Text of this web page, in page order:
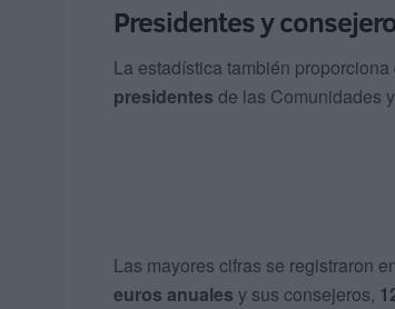
Presidentes y
La estadística también
presidentes de las Comunidades
Las mayores cifras se registraron
euros anuales y sus consejeros,